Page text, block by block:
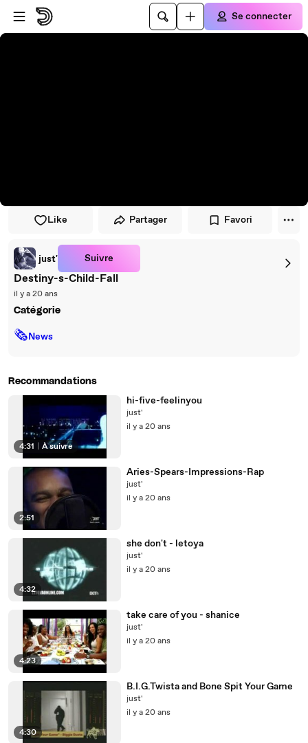
Passer au player
Passer au contenu principal
Se connecter
Like Partager Favori
just' Suivre
Destiny-s-Child-Fall
il y a 20 ans
Catégorie
🗞News
Recommandations
4:31 À suivre
hi-five-feelinyou
just'
il y a 20 ans
2:51
Aries-Spears-Impressions-Rap
just'
il y a 20 ans
4:32
she don't - letoya
just'
il y a 20 ans
4:23
take care of you - shanice
just'
il y a 20 ans
4:30
B.I.G.Twista and Bone Spit Your Game
just'
il y a 20 ans